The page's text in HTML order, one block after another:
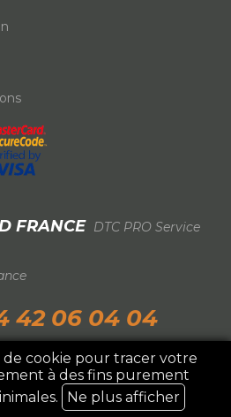
FRANCE DTC PRO Service
42 06 04 04
©2026 DTC
de cookie pour tracer votre
à des fins purement
Ne plus afficher